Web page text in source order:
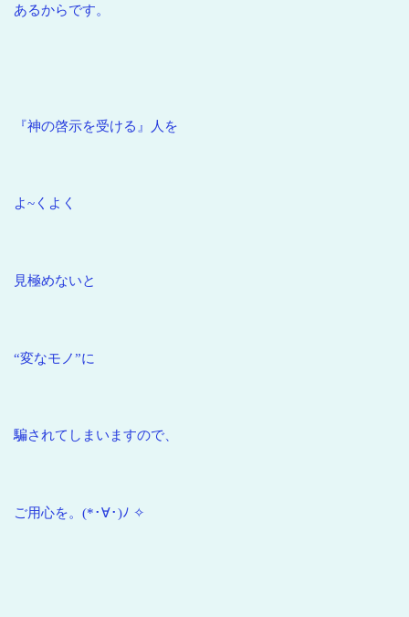
あるからです。
『神の啓示を受ける』人を
よ~くよく
見極めないと
“変なモノ”に
騙されてしまいますので、
ご用心を。(*･∀･)ﾉ ✧